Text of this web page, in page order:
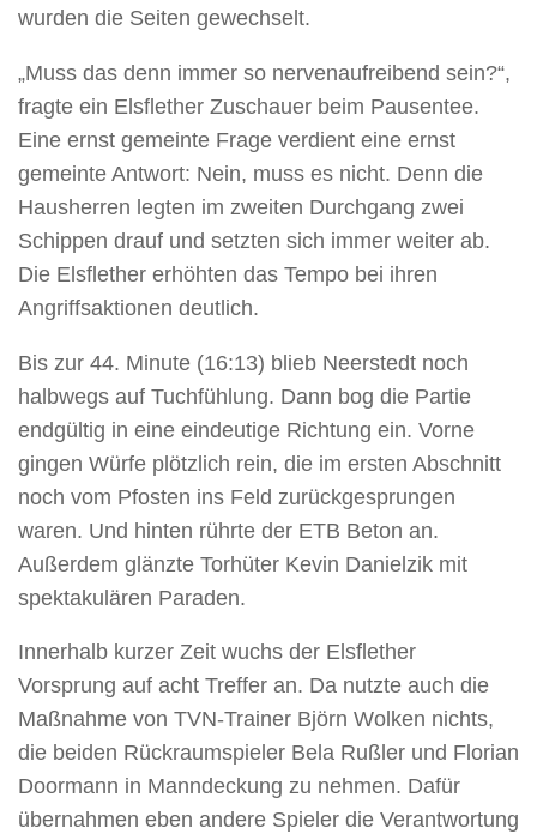
wurden die Seiten gewechselt.
„Muss das denn immer so nervenaufreibend sein?“,
fragte ein Elsflether Zuschauer beim Pausentee.
Eine ernst gemeinte Frage verdient eine ernst
gemeinte Antwort: Nein, muss es nicht. Denn die
Hausherren legten im zweiten Durchgang zwei
Schippen drauf und setzten sich immer weiter ab.
Die Elsflether erhöhten das Tempo bei ihren
Angriffsaktionen deutlich.
Bis zur 44. Minute (16:13) blieb Neerstedt noch
halbwegs auf Tuchfühlung. Dann bog die Partie
endgültig in eine eindeutige Richtung ein. Vorne
gingen Würfe plötzlich rein, die im ersten Abschnitt
noch vom Pfosten ins Feld zurückgesprungen
waren. Und hinten rührte der ETB Beton an.
Außerdem glänzte Torhüter Kevin Danielzik mit
spektakulären Paraden.
Innerhalb kurzer Zeit wuchs der Elsflether
Vorsprung auf acht Treffer an. Da nutzte auch die
Maßnahme von TVN-Trainer Björn Wolken nichts,
die beiden Rückraumspieler Bela Rußler und Florian
Doormann in Manndeckung zu nehmen. Dafür
übernahmen eben andere Spieler die Verantwortung